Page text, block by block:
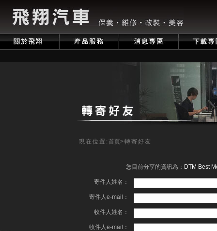
現在位置: 首頁>轉寄好友
您目前分享的資訊為： DTM Best
寄件人姓名：
寄件人e-mail：
收件人姓名：
收件人e-mail：